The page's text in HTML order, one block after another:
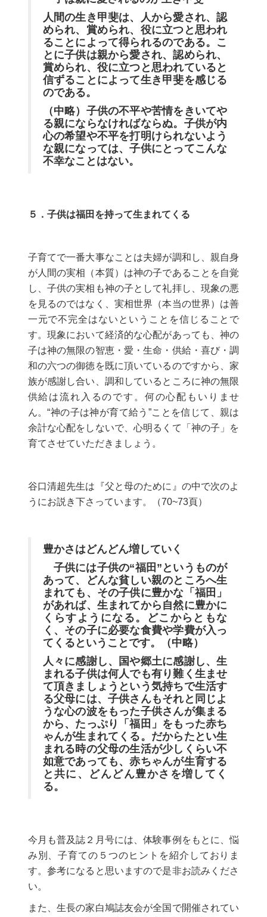
人間の生き甲斐は、人から愛され、認
められ、賞められ、役に立つと思われ
ることによって得られるのである。こ
とに子供は親から愛され、認められ、
賞められ、役に立つと思われていると
信ずることによって生き甲斐を感じる
のである。
（中略）子供の不平や苦情をきいてや
る親にならなければならぬ。子供が内
心の希望や不平を打明けられないよう
な親になっては、子供にとってこんな
不幸なことはない。
５．子供は福田を持って生まれてくる
子育てで一番大事なことは夫婦が調和し、親自身
が人間の実相（本質）は神の子であることを自覚
し、子供の実相も神の子として礼拝し、現象の悪
を見るのではなく、実相世界（本当の世界）は善
一元で不完全はないということを信じることで
す。現象において経済的な心配があっても、神の
子は神の無限の智恵・愛・生命・供給・喜び・調
和の六つの御徳を既に頂いているのですから、家
族が感謝し合い、調和しているところに神の無限
供給は流れ入るのです。何の心配もいりませ
ん。“神の子は神が育て給う”ことを信じて、親は
余計な心配をしないで、心明るくて「神の子」を
育てさせていただきましょう。
谷口清超先生は『父と母のために』の中で次のよ
うにお説き下さっています。（70~73頁）
豊かさはどんどん増していく
子供には子供の“福田”というものが
あって、どんな貧しい親のところへ生
まれても、その子供に豊かな「福田」
があれば、生まれてから自然に豊かに
くらすようになる。どこからともな
く、その子に必要な食費や学費が入っ
てくるということです。（中略）
人々に感謝し、国や郷土に感謝し、生
まれる子供は何人でも有り難く生ませ
て頂きましょうという気持ちで生活す
る父母には、子供さんもそれと同じよ
うな心の波をもった子供さんが集まる
から、たっぷり「福田」をもった赤ち
ゃんが生まれてくる。だからたとい生
まれる時の父母の生活が少しくらい不
如意であっても、赤ちゃんが生育する
と共に、どんどん豊かさを増してく
る。
今月も普及誌２月号には、体験事例をもとに、悩
み別、子育ての５つのヒントを紹介しておりま
す。参考になると思いますので是非お読みくださ
い。
また、生長の家白鳩誌友会が全国で開催されてい